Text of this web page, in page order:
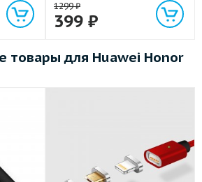
1299₽
399 ₽
товары для Huawei Honor